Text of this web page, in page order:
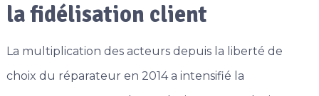
la fidélisation client
La multiplication des acteurs depuis la liberté de
choix du réparateur en 2014 a intensifié la